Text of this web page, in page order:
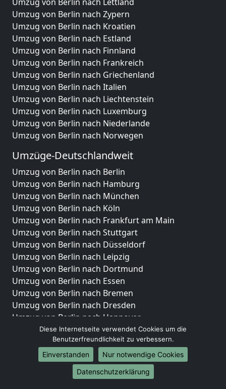
Umzug von Berlin nach Zypern
Umzug von Berlin nach Kroatien
Umzug von Berlin nach Estland
Umzug von Berlin nach Finnland
Umzug von Berlin nach Frankreich
Umzug von Berlin nach Griechenland
Umzug von Berlin nach Italien
Umzug von Berlin nach Liechtenstein
Umzug von Berlin nach Luxemburg
Umzug von Berlin nach Niederlande
Umzug von Berlin nach Norwegen
Umzüge-Deutschlandweit
Umzug von Berlin nach Berlin
Umzug von Berlin nach Hamburg
Umzug von Berlin nach München
Umzug von Berlin nach Köln
Umzug von Berlin nach Frankfurt am Main
Umzug von Berlin nach Stuttgart
Umzug von Berlin nach Düsseldorf
Umzug von Berlin nach Leipzig
Umzug von Berlin nach Dortmund
Umzug von Berlin nach Essen
Umzug von Berlin nach Bremen
Umzug von Berlin nach Dresden
Umzug von Berlin nach Hannover
Umzug von Berlin nach Nürnberg
Umzug von Berlin nach Duisburg
Umzug von Berlin nach Bochum
Umzug von Berlin nach Wuppertal
Umzug von Berlin nach Bielefeld
Diese Internetseite verwendet Cookies um die
Benutzerfreundlichkeit zu verbessern.
Einverstanden
Nur notwendige Cookies
Datenschutzerklärung